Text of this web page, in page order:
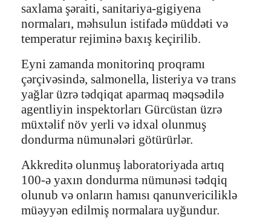
saxlama şəraiti, sanitariya-gigiyena
normaları, məhsulun istifadə müddəti və
temperatur rejiminə baxış keçirilib.
Eyni zamanda monitorinq proqramı
çərçivəsində, salmonella, listeriya və trans
yağlar üzrə tədqiqat aparmaq məqsədilə
agentliyin inspektorları Gürcüstan üzrə
müxtəlif növ yerli və idxal olunmuş
dondurma nümunələri götürürlər.
Akkreditə olunmuş laboratoriyada artıq
100-ə yaxın dondurma nümunəsi tədqiq
olunub və onların hamısı qanunvericiliklə
müəyyən edilmiş normalara uyğundur.